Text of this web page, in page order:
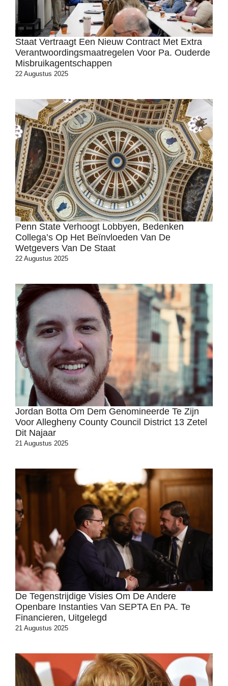
Staat Vertraagt ​​een Nieuw Contract Met Extra
Verantwoordingsmaatregelen Voor Pa. Ouderde
Misbruikagentschappen
22 Augustus 2025
Penn State Verhoogt Lobbyen, Bedenken
Collega’s Op Het Beïnvloeden Van De
Wetgevers Van De Staat
22 Augustus 2025
Jordan Botta Om Dem Genomineerde Te Zijn
Voor Allegheny County Council District 13 Zetel
Dit Najaar
21 Augustus 2025
De Tegenstrijdige Visies Om De Andere
Openbare Instanties Van SEPTA En PA. Te
Financieren, Uitgelegd
21 Augustus 2025